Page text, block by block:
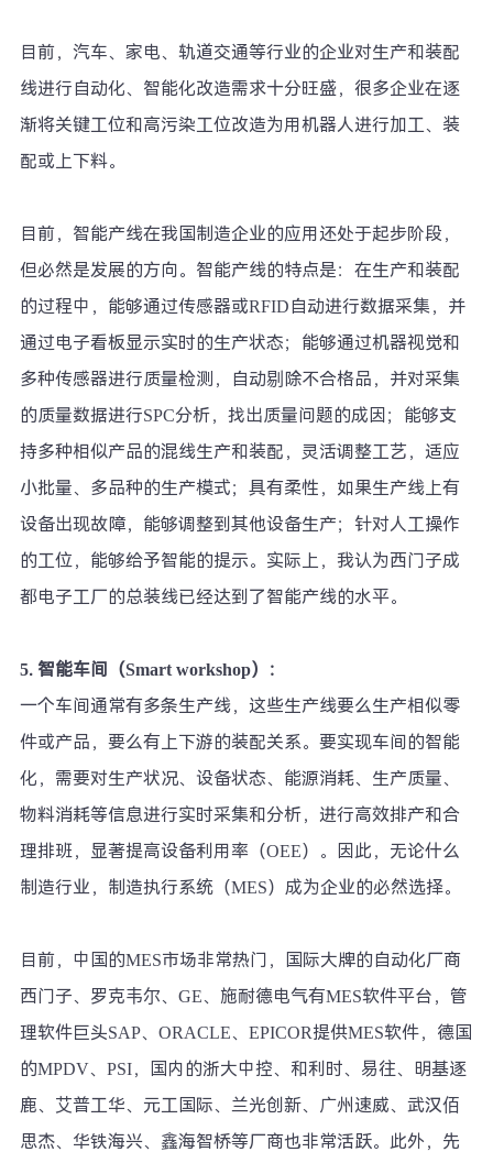
目前，汽车、家电、轨道交通等行业的企业对生产和装配
线进行自动化、智能化改造需求十分旺盛，很多企业在逐
渐将关键工位和高污染工位改造为用机器人进行加工、装
配或上下料。
目前，智能产线在我国制造企业的应用还处于起步阶段，
但必然是发展的方向。智能产线的特点是：在生产和装配
的过程中，能够通过传感器或RFID自动进行数据采集，并
通过电子看板显示实时的生产状态；能够通过机器视觉和
多种传感器进行质量检测，自动剔除不合格品，并对采集
的质量数据进行SPC分析，找出质量问题的成因；能够支
持多种相似产品的混线生产和装配，灵活调整工艺，适应
小批量、多品种的生产模式；具有柔性，如果生产线上有
设备出现故障，能够调整到其他设备生产；针对人工操作
的工位，能够给予智能的提示。实际上，我认为西门子成
都电子工厂的总装线已经达到了智能产线的水平。
5. 智能车间（Smart workshop）：
一个车间通常有多条生产线，这些生产线要么生产相似零
件或产品，要么有上下游的装配关系。要实现车间的智能
化，需要对生产状况、设备状态、能源消耗、生产质量、
物料消耗等信息进行实时采集和分析，进行高效排产和合
理排班，显著提高设备利用率（OEE）。因此，无论什么
制造行业，制造执行系统（MES）成为企业的必然选择。
目前，中国的MES市场非常热门，国际大牌的自动化厂商
西门子、罗克韦尔、GE、施耐德电气有MES软件平台，管
理软件巨头SAP、ORACLE、EPICOR提供MES软件，德国
的MPDV、PSI，国内的浙大中控、和利时、易往、明基逐
鹿、艾普工华、元工国际、兰光创新、广州速威、武汉佰
思杰、华铁海兴、鑫海智桥等厂商也非常活跃。此外，先